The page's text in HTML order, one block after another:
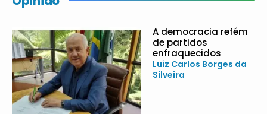
A democracia refém
de partidos
enfraquecidos
Luiz Carlos Borges da
Silveira